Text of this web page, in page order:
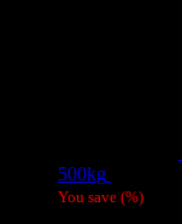
500kg
You save (%)